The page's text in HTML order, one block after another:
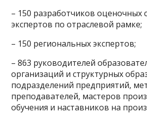
– 150 разработчиков оценочных
экспертов по отраслевой рамке;
– 150 региональных экспертов;
– 863 руководителей
организаций и структурных
подразделений предприятий,
преподавателей, мастеров
обучения и наставников на